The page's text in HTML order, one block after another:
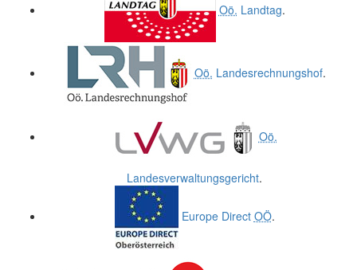
Oö. Landtag.
Oö. Landesrechnungshof.
Oö.
Landesverwaltungsgericht.
Europe Direct OÖ.